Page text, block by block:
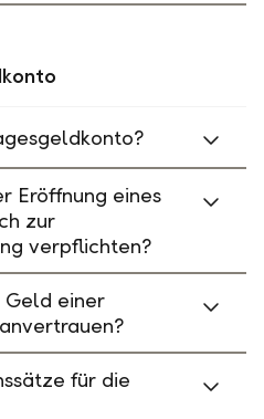
Eröffnung eines
zur
verpflichten?
Geld einer
für die